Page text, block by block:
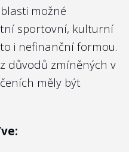
kde se
Public Corporate
Bundes(viz kapitola
odměn u
rady Deutsche
možné
sportovní, kulturní
i nefinanční formou.
důvodů zmíněných v
měly být